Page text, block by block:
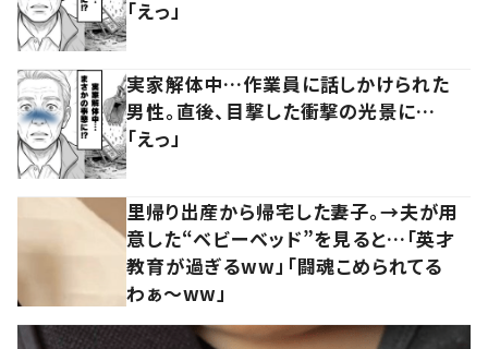
「えっ」
実家解体中…作業員に話しかけられた
男性。直後、目撃した衝撃の光景に…
「えっ」
里帰り出産から帰宅した妻子。→夫が用
意した“ベビーベッド”を見ると…「英才
教育が過ぎるww」「闘魂こめられてる
わぁ～ww」